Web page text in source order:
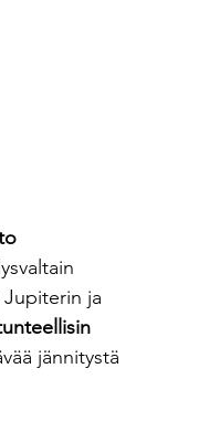
Jupiterin ja
jännitystä